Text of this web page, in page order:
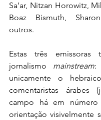
Sa’ar, Nitzan Horowitz,
Boaz Bismuth,
outros.
Estas três emissoras
jornalismo mainstream:
unicamente o
comentaristas árabes
campo há em número
orientação visivelmente